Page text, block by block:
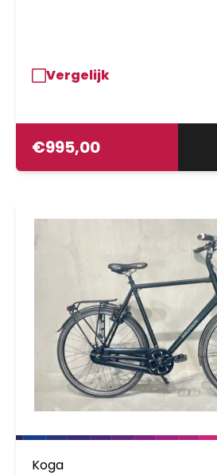
Vergelijk
€995,00
Koga